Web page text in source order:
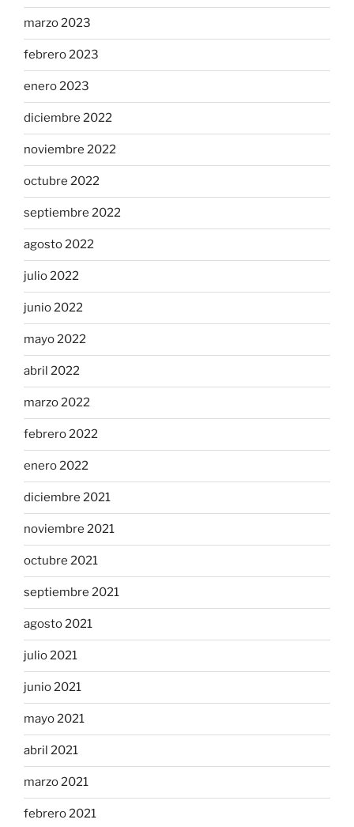
marzo 2023
febrero 2023
enero 2023
diciembre 2022
noviembre 2022
octubre 2022
septiembre 2022
agosto 2022
julio 2022
junio 2022
mayo 2022
abril 2022
marzo 2022
febrero 2022
enero 2022
diciembre 2021
noviembre 2021
octubre 2021
septiembre 2021
agosto 2021
julio 2021
junio 2021
mayo 2021
abril 2021
marzo 2021
febrero 2021